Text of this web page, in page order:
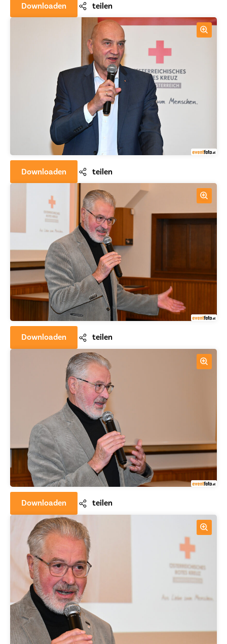
Downloaden teilen
Downloaden teilen
Downloaden teilen
Downloaden teilen